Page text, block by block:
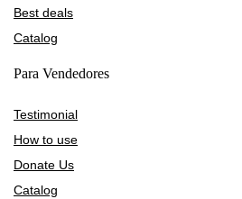
Best deals
Catalog
Para Vendedores
Testimonial
How to use
Donate Us
Catalog